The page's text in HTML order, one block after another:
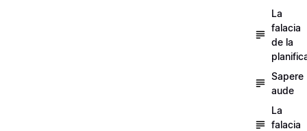
La
falacia
de la
Sapere
aude
La
falacia